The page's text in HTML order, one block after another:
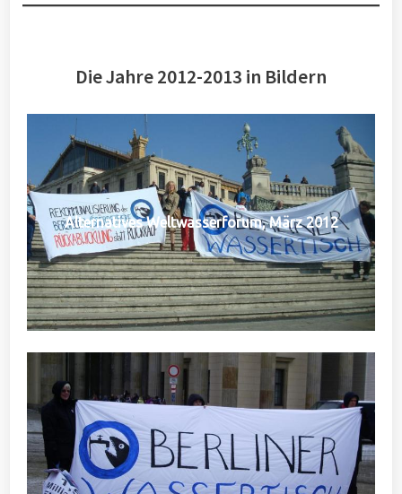
Die Jahre 2012-2013 in Bildern
Alternatives Weltwasserforum, März 2012